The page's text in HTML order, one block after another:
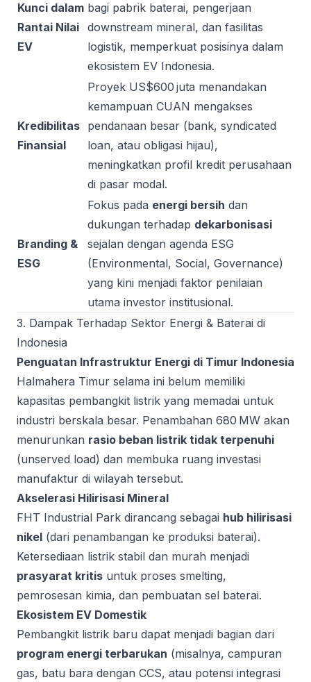
Kunci dalam
Rantai Nilai
EV
bagi pabrik baterai, pengerjaan
downstream mineral, dan fasilitas
logistik, memperkuat posisinya dalam
ekosistem EV Indonesia.
Kredibilitas
Finansial
Proyek US$600 juta menandakan
kemampuan CUAN mengakses
pendanaan besar (bank, syndicated
loan, atau obligasi hijau),
meningkatkan profil kredit perusahaan
di pasar modal.
Branding &
ESG
Fokus pada energi bersih dan
dukungan terhadap dekarbonisasi
sejalan dengan agenda ESG
(Environmental, Social, Governance)
yang kini menjadi faktor penilaian
utama investor institusional.
3. Dampak Terhadap Sektor Energi & Baterai di
Indonesia
Penguatan Infrastruktur Energi di Timur Indonesia
Halmahera Timur selama ini belum memiliki
kapasitas pembangkit listrik yang memadai untuk
industri berskala besar. Penambahan 680 MW akan
menurunkan rasio beban listrik tidak terpenuhi
(unserved load) dan membuka ruang investasi
manufaktur di wilayah tersebut.
Akselerasi Hilirisasi Mineral
FHT Industrial Park dirancang sebagai hub hilirisasi
nikel (dari penambangan ke produksi baterai).
Ketersediaan listrik stabil dan murah menjadi
prasyarat kritis untuk proses smelting,
pemrosesan kimia, dan pembuatan sel baterai.
Ekosistem EV Domestik
Pembangkit listrik baru dapat menjadi bagian dari
program energi terbarukan (misalnya, campuran
gas, batu bara dengan CCS, atau potensi integrasi